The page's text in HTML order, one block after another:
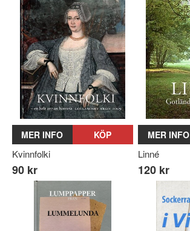
MER INFO KÖP
Kvinnfolki
90 kr
MER INFO
Linné
120 kr